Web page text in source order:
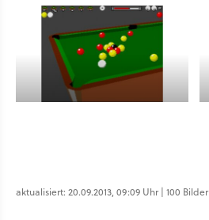
aktualisiert: 20.09.2013, 09:09 Uhr | 100 Bilder